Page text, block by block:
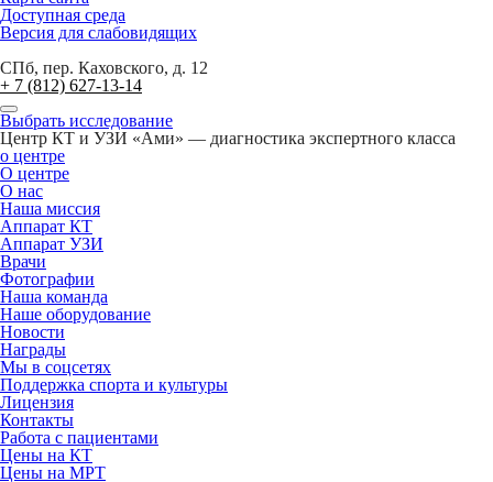
Доступная среда
Версия для слабовидящих
СПб, пер. Каховского, д. 12
+ 7 (812) 627-13-14
Выбрать исследование
Центр КТ и УЗИ «Ами» — диагностика экспертного класса
о центре
О центре
О нас
Наша миссия
Аппарат КТ
Аппарат УЗИ
Врачи
Фотографии
Наша команда
Наше оборудование
Новости
Награды
Мы в соцсетях
Поддержка спорта и культуры
Лицензия
Контакты
Работа с пациентами
Цены на КТ
Цены на МРТ